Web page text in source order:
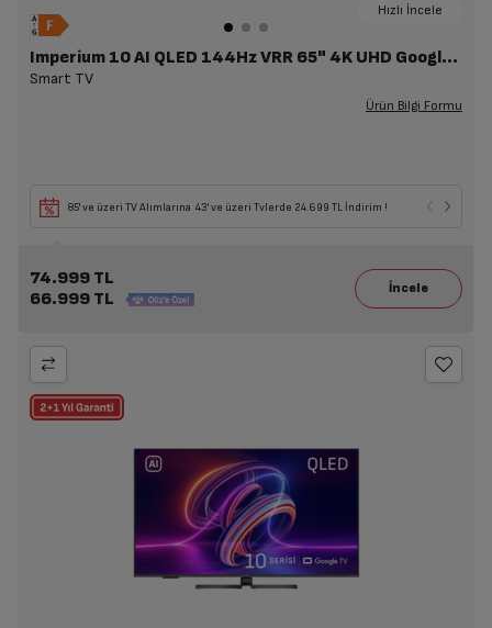
Hızlı İncele
Imperium 10 AI QLED 144Hz VRR 65" 4K UHD Google TV - A 1065 C AI
Smart TV
Ürün Bilgi Formu
85' ve üzeri TV Alımlarına 43' ve üzeri Tvlerde 24.699 TL İndirim !
74.999 TL
66.999 TL